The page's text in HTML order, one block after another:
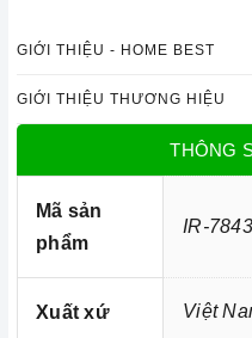
thân thiện hài hòa với
Chậu rửa inox I-ROYAL
thước lớn 780x430mm
một nơi rộng rãi, thoải
vừa rửa các loại sản
thuận tiện. Làm từ chất
chịu được lực tác
GIỚI THIỆU - HOME BEST
GIỚI THIỆU THƯƠNG HIỆU
THÔNG
Mã sản
phẩm
IR-7843
Xuất xứ Việt